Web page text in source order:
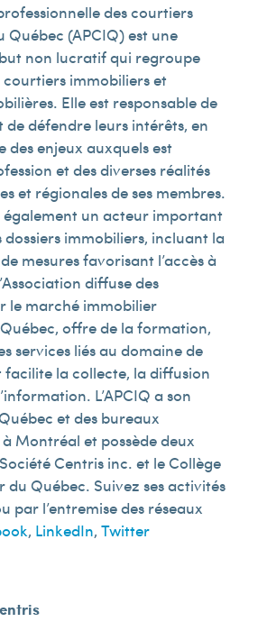
des courtiers
Québec (APCIQ) est une
non lucratif qui regroupe
courtiers immobiliers et
Elle est responsable de
défendre leurs intérêts, en
enjeux auxquels est
et des diverses réalités
et régionales de ses membres.
également un acteur important
dossiers immobiliers, incluant la
mesures favorisant l’accès à
diffuse des
le marché immobilier
offre de la formation,
services liés au domaine de
facilite la collecte, la diffusion
L’APCIQ a son
et des bureaux
Montréal et possède deux
Centris inc. et le Collège
du Québec. Suivez ses activités
par l’entremise des réseaux
, LinkedIn, Twitter